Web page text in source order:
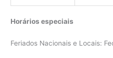
Horários especiais
Feriados Nacionais e Locais: